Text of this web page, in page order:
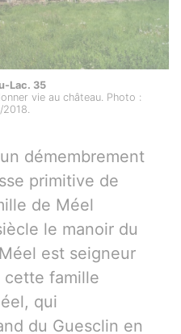
Lac. 35
vie au château. Photo :
démembrement
primitive de
de Méel
le manoir du
est seigneur
cette famille
qui
du Guesclin en